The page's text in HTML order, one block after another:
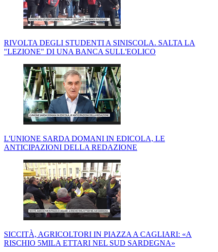
RIVOLTA DEGLI STUDENTI A SINISCOLA. SALTA LA
"LEZIONE" DI UNA BANCA SULL'EOLICO
L'UNIONE SARDA DOMANI IN EDICOLA, LE
ANTICIPAZIONI DELLA REDAZIONE
SICCITÀ, AGRICOLTORI IN PIAZZA A CAGLIARI: «A
RISCHIO 5MILA ETTARI NEL SUD SARDEGNA»